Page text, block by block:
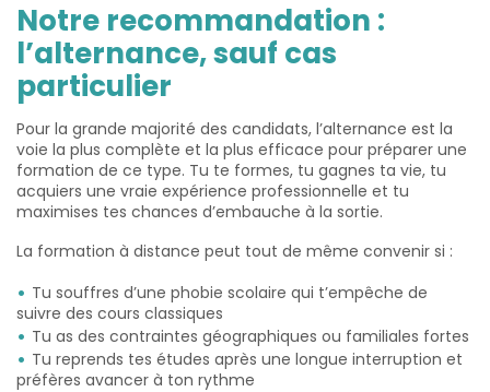
Notre recommandation :
l’alternance, sauf cas
particulier
Pour la grande majorité des candidats, l’alternance est la
voie la plus complète et la plus efficace pour préparer une
formation de ce type. Tu te formes, tu gagnes ta vie, tu
acquiers une vraie expérience professionnelle et tu
maximises tes chances d’embauche à la sortie.
La formation à distance peut tout de même convenir si :
Tu souffres d’une phobie scolaire qui t’empêche de
suivre des cours classiques
Tu as des contraintes géographiques ou familiales fortes
Tu reprends tes études après une longue interruption et
préfères avancer à ton rythme